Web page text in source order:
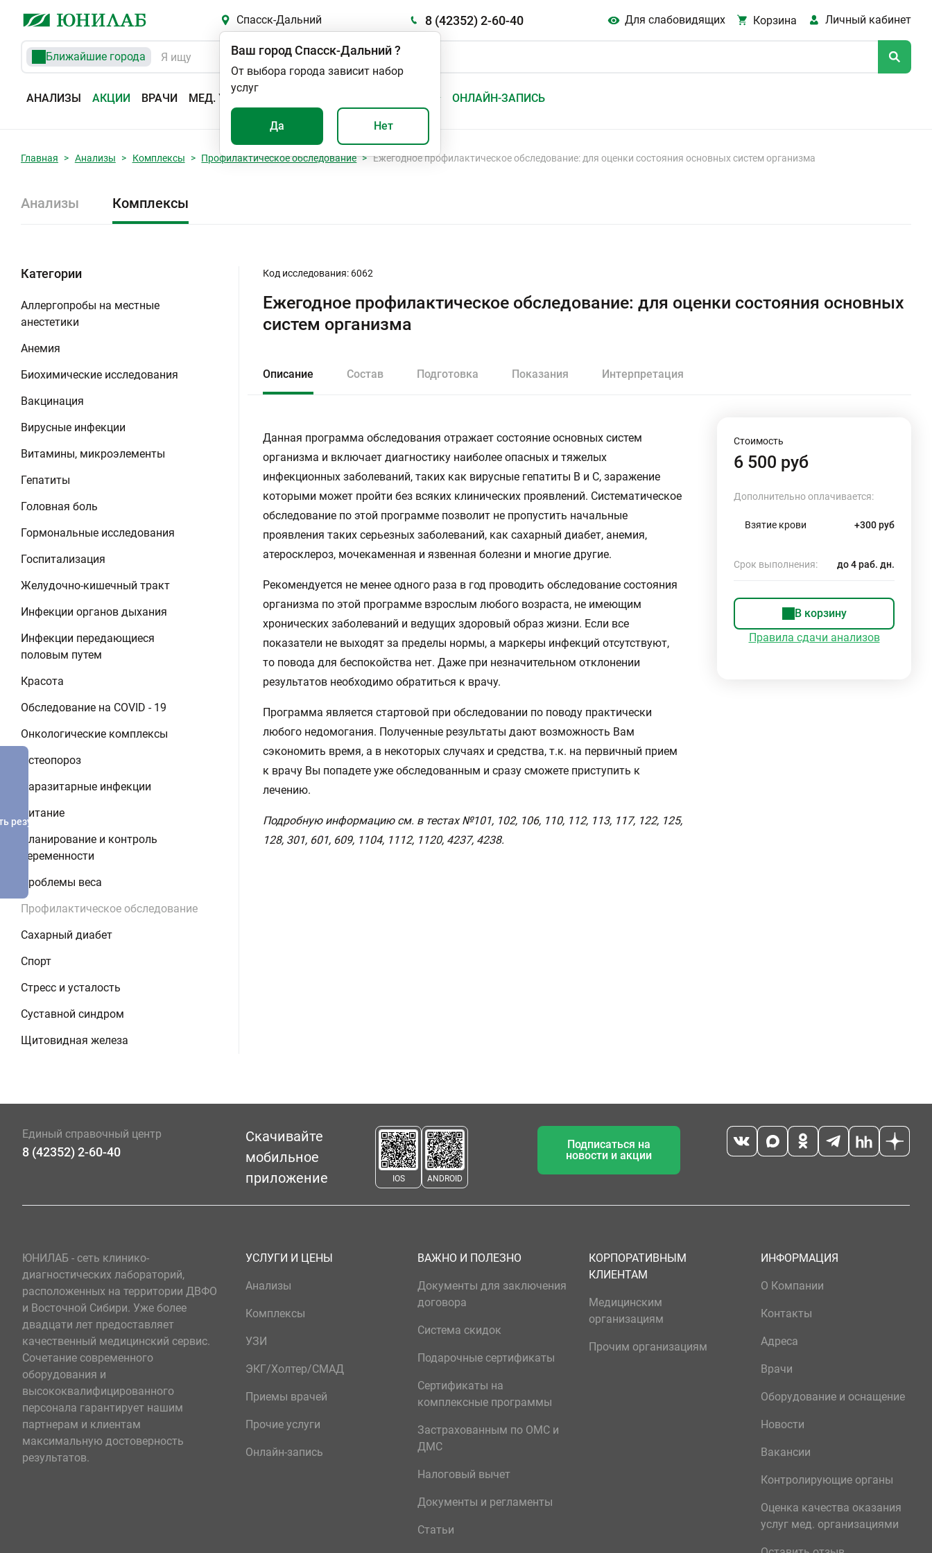
Спасск-Дальний 8 (42352) 2-60-40 Для слабовидящих Корзина Личный кабинет
Ближайшие города
АНАЛИЗЫ АКЦИИ ВРАЧИ МЕД. УСЛУГИ ОНЛАЙН-ЗАПИСЬ
Ваш городСпасск-Дальний?
От выбора города зависит набор
услуг
Да Нет
Главная Анализы Комплексы Профилактическое обследование Ежегодное профилактическое обследование: для оценки состояния основных систем организма
Анализы Комплексы
Категории
Аллергопробы на местные
анестетики
Анемия
Биохимические исследования
Вакцинация
Вирусные инфекции
Витамины, микроэлементы
Гепатиты
Головная боль
Гормональные исследования
Госпитализация
Желудочно-кишечный тракт
Инфекции органов дыхания
Инфекции передающиеся
половым путем
Красота
Обследование на COVID - 19
Онкологические комплексы
Остеопороз
Паразитарные инфекции
Питание
Планирование и контроль
беременности
Проблемы веса
Профилактическое обследование
Сахарный диабет
Спорт
Стресс и усталость
Суставной синдром
Щитовидная железа
Код исследования: 6062
Ежегодное профилактическое обследование: для оценки состояния основных
систем организма
Описание Состав Подготовка Показания Интерпретация
Данная программа обследования отражает состояние основных систем
организма и включает диагностику наиболее опасных и тяжелых
инфекционных заболеваний, таких как вирусные гепатиты В и С, заражение
которыми может пройти без всяких клинических проявлений. Систематическое
обследование по этой программе позволит не пропустить начальные
проявления таких серьезных заболеваний, как сахарный диабет, анемия,
атеросклероз, мочекаменная и язвенная болезни и многие другие.
Рекомендуется не менее одного раза в год проводить обследование состояния
организма по этой программе взрослым любого возраста, не имеющим
хронических заболеваний и ведущих здоровый образ жизни. Если все
показатели не выходят за пределы нормы, а маркеры инфекций отсутствуют,
то повода для беспокойства нет. Даже при незначительном отклонении
результатов необходимо обратиться к врачу.
Программа является стартовой при обследовании по поводу практически
любого недомогания. Полученные результаты дают возможность Вам
сэкономить время, а в некоторых случаях и средства, т.к. на первичный прием
к врачу Вы попадете уже обследованным и сразу сможете приступить к
лечению.
Подробную информацию см. в тестах №101, 102, 106, 110, 112, 113, 117, 122, 125,
128, 301, 601, 609, 1104, 1112, 1120, 4237, 4238.
Стоимость
6 500 руб
Дополнительно оплачивается:
Взятие крови +300 руб
Срок выполнения: до 4 раб. дн.
В корзину
Правила сдачи анализов
результатов
Единый справочный центр
8 (42352) 2-60-40
Скачивайте
мобильное
приложение
IOS ANDROID
Подписаться на
новости и акции
ЮНИЛАБ - сеть клинико-
диагностических лабораторий,
расположенных на территории ДВФО
и Восточной Сибири. Уже более
двадцати лет предоставляет
качественный медицинский сервис.
Сочетание современного
оборудования и
высококвалифицированного
персонала гарантирует нашим
партнерам и клиентам
максимальную достоверность
результатов.
УСЛУГИ И ЦЕНЫ
Анализы
Комплексы
УЗИ
ЭКГ/Холтер/СМАД
Приемы врачей
Прочие услуги
Онлайн-запись
ВАЖНО И ПОЛЕЗНО
Документы для заключения
договора
Система скидок
Подарочные сертификаты
Сертификаты на
комплексные программы
Застрахованным по ОМС и
ДМС
Налоговый вычет
Документы и регламенты
Статьи
КОРПОРАТИВНЫМ
КЛИЕНТАМ
Медицинским
организациям
Прочим организациям
ИНФОРМАЦИЯ
О Компании
Контакты
Адреса
Врачи
Оборудование и оснащение
Новости
Вакансии
Контролирующие органы
Оценка качества оказания
услуг мед. организациями